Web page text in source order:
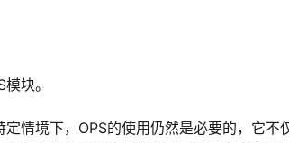
块。
情境下，OPS的使用仍然是必要的，它不